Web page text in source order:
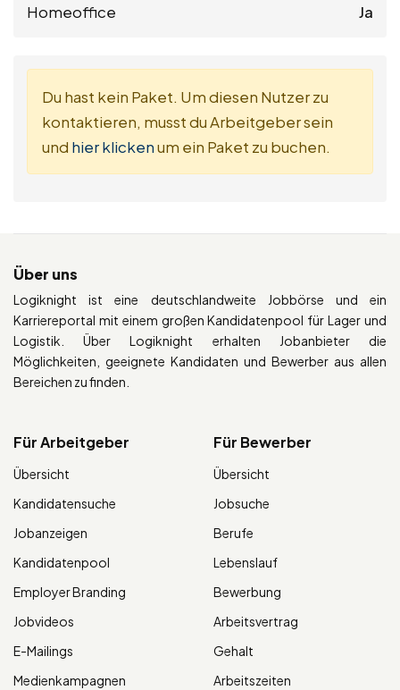
Homeoffice Ja
Du hast kein Paket. Um diesen Nutzer zu
kontaktieren, musst du Arbeitgeber sein
und hier klickenum ein Paket zu buchen.
Über uns
Logiknight ist eine deutschlandweite Jobbörse und ein
Karriereportal mit einem großen Kandidatenpool für Lager und
Logistik. Über Logiknight erhalten Jobanbieter die
Möglichkeiten, geeignete Kandidaten und Bewerber aus allen
Bereichen zu finden.
Für Arbeitgeber
Übersicht
Kandidatensuche
Jobanzeigen
Kandidatenpool
Employer Branding
Jobvideos
E-Mailings
Medienkampagnen
Für Bewerber
Übersicht
Jobsuche
Berufe
Lebenslauf
Bewerbung
Arbeitsvertrag
Gehalt
Arbeitszeiten